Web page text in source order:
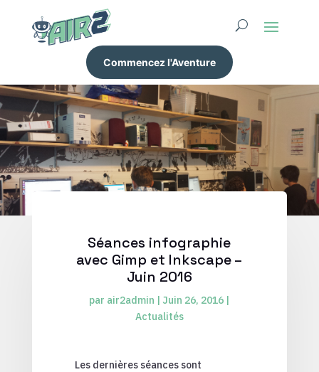
Commencez l'Aventure
Séances infographie
avec Gimp et Inkscape –
Juin 2016
par air2admin | Juin 26, 2016 |
Actualités
Les dernières séances sont